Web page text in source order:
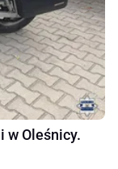
w Oleśnicy.